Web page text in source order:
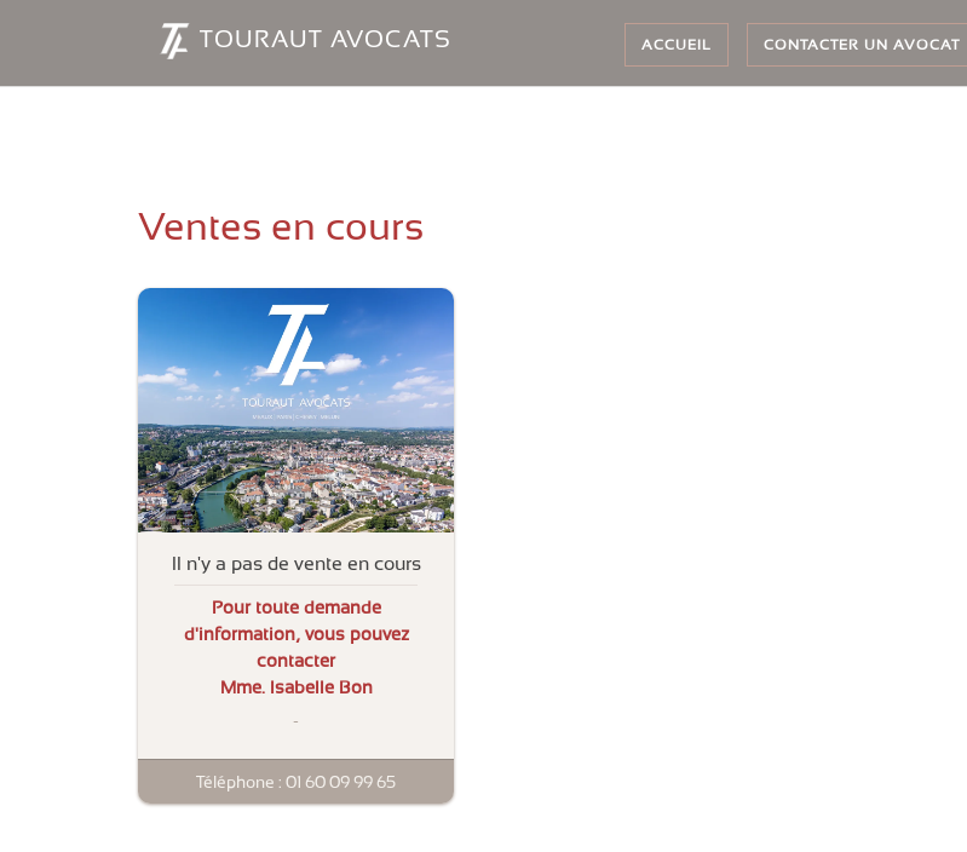
TOURAUT AVOCATS ACCUEIL (CURRENT)CONTACTER UN AVOCAT
Ventes en cours
Il n'y a pas de vente en cours
Pour toute demande
d'information, vous pouvez
contacter
Mme. Isabelle Bon
-
Téléphone : 01 60 09 99 65